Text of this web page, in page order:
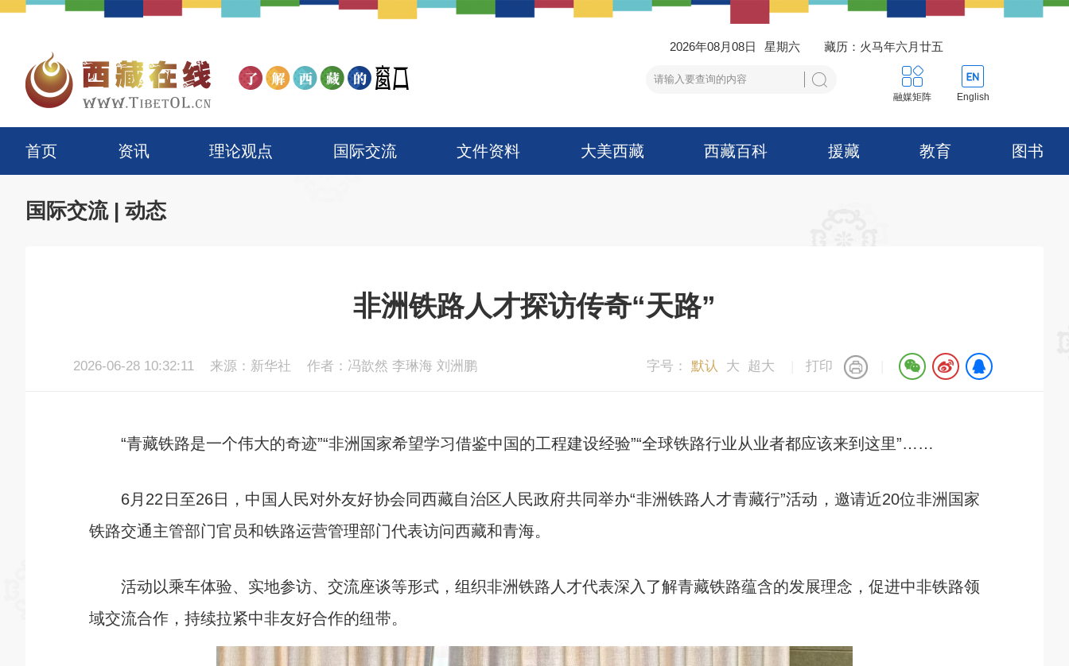
2026年08月08日 星期六 藏历：火马年六月廿五
融媒矩阵 English
首页 资讯 理论观点 国际交流 文件资料 大美西藏 西藏百科 援藏 教育 图书
国际交流| 动态
非洲铁路人才探访传奇“天路”
2026-06-28 10:32:11 来源：新华社 作者：冯歆然 李琳海 刘洲鹏 字号： 默认 大 超大 打印
“青藏铁路是一个伟大的奇迹”“非洲国家希望学习借鉴中国的工程建设经验”“全球铁路行业从业者都应该来到这里”……
6月22日至26日，中国人民对外友好协会同西藏自治区人民政府共同举办“非洲铁路人才青藏行”活动，邀请近20位非洲国家
铁路交通主管部门官员和铁路运营管理部门代表访问西藏和青海。
活动以乘车体验、实地参访、交流座谈等形式，组织非洲铁路人才代表深入了解青藏铁路蕴含的发展理念，促进中非铁路领
域交流合作，持续拉紧中非友好合作的纽带。